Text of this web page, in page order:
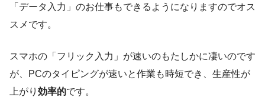
「データ入力」のお仕事もできるようになりますのでオス
スメです。
スマホの「フリック入力」が速いのもたしかに凄いのです
が、PCのタイピングが速いと作業も時短でき、生産性が
上がり 効率的です。